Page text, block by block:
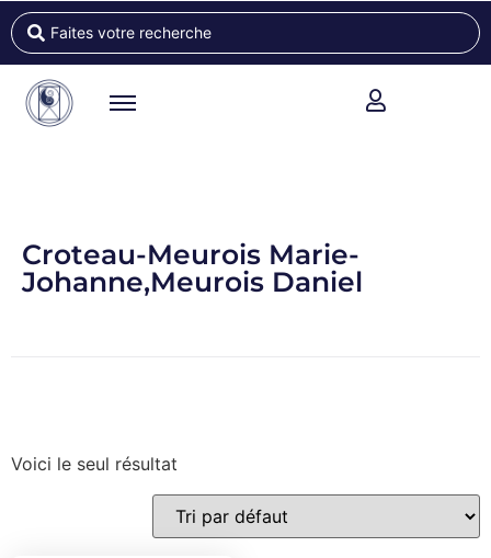
Croteau-Meurois Marie-
Johanne,Meurois Daniel
Voici le seul résultat